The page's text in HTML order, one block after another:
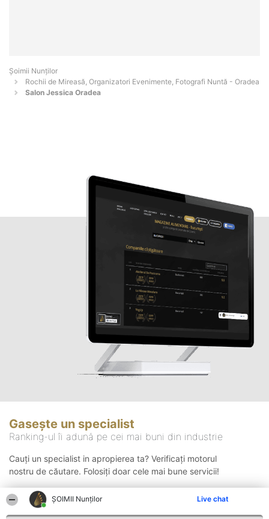
ȘOIMII Nunților Live chat
Șoimii Nunților
Rochii de Mireasă, Organizatori Evenimente, Fotografi Nuntă - Oradea
Salon Jessica Oradea
Gasește un specialist
Ranking-ul îi adună pe cei mai buni din industrie
Cauți un specialist in apropierea ta? Verificați motorul
nostru de căutare. Folosiți doar cele mai bune servicii!